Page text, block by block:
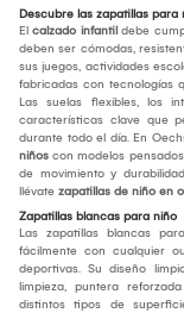
Descubre las zapatillas
El calzado infantil debe
deben ser cómodas,
sus juegos, actividades
fabricadas con tecnologías
Las suelas flexibles, los
características clave que
durante todo el día. En
niños con modelos
de movimiento y
llévate zapatillas de niño en
Zapatillas blancas para niño
Las zapatillas blancas
fácilmente con cualquier
deportivas. Su diseño
limpieza, puntera
distintos tipos de